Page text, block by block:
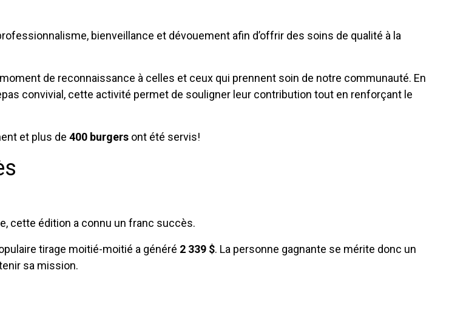
bienveillance et dévouement afin d’offrir des soins de qualité à la
de reconnaissance à celles et ceux qui prennent soin de notre communauté. En
convivial, cette activité permet de souligner leur contribution tout en renforçant le
et plus de 400 burgers ont été servis!
cette édition a connu un franc succès.
tirage moitié-moitié a généré 2 339 $. La personne gagnante se mérite donc un
sa mission.